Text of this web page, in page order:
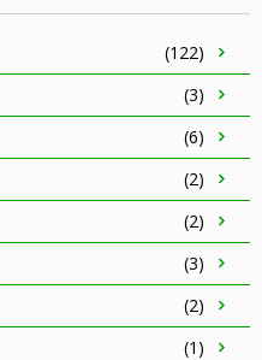
(122)
(3)
(6)
(2)
(2)
(3)
(2)
(1)